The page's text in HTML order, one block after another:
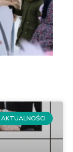
AKTUALNOŚCI